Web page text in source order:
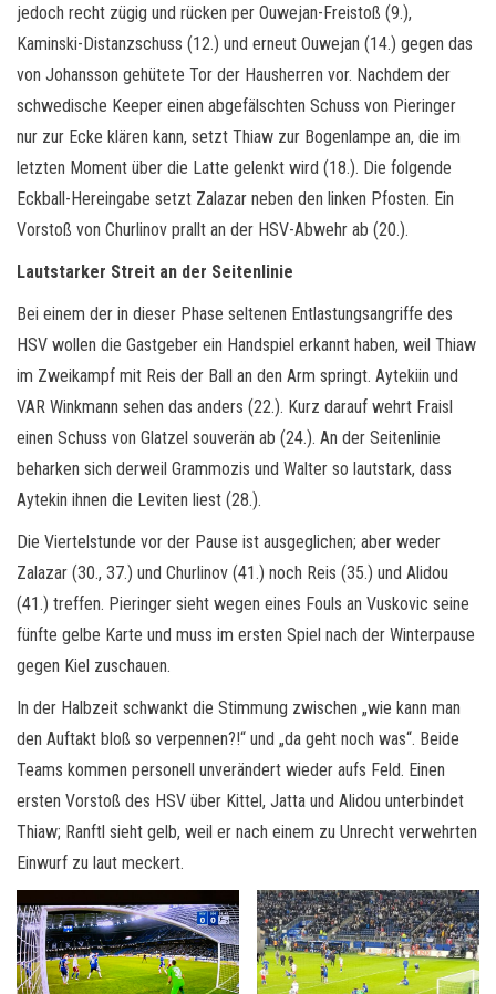
jedoch recht zügig und rücken per Ouwejan-Freistoß (9.),
Kaminski-Distanzschuss (12.) und erneut Ouwejan (14.) gegen das
von Johansson gehütete Tor der Hausherren vor. Nachdem der
schwedische Keeper einen abgefälschten Schuss von Pieringer
nur zur Ecke klären kann, setzt Thiaw zur Bogenlampe an, die im
letzten Moment über die Latte gelenkt wird (18.). Die folgende
Eckball-Hereingabe setzt Zalazar neben den linken Pfosten. Ein
Vorstoß von Churlinov prallt an der HSV-Abwehr ab (20.).
Lautstarker Streit an der Seitenlinie
Bei einem der in dieser Phase seltenen Entlastungsangriffe des
HSV wollen die Gastgeber ein Handspiel erkannt haben, weil Thiaw
im Zweikampf mit Reis der Ball an den Arm springt. Aytekiin und
VAR Winkmann sehen das anders (22.). Kurz darauf wehrt Fraisl
einen Schuss von Glatzel souverän ab (24.). An der Seitenlinie
beharken sich derweil Grammozis und Walter so lautstark, dass
Aytekin ihnen die Leviten liest (28.).
Die Viertelstunde vor der Pause ist ausgeglichen; aber weder
Zalazar (30., 37.) und Churlinov (41.) noch Reis (35.) und Alidou
(41.) treffen. Pieringer sieht wegen eines Fouls an Vuskovic seine
fünfte gelbe Karte und muss im ersten Spiel nach der Winterpause
gegen Kiel zuschauen.
In der Halbzeit schwankt die Stimmung zwischen „wie kann man
den Auftakt bloß so verpennen?!“ und „da geht noch was“. Beide
Teams kommen personell unverändert wieder aufs Feld. Einen
ersten Vorstoß des HSV über Kittel, Jatta und Alidou unterbindet
Thiaw; Ranftl sieht gelb, weil er nach einem zu Unrecht verwehrten
Einwurf zu laut meckert.